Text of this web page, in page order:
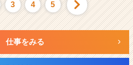
3 4 5
仕事をみる